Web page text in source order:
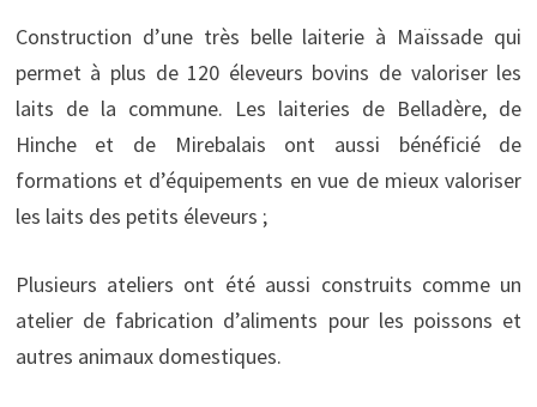
Construction d’une très belle laiterie à Maïssade qui
permet à plus de 120 éleveurs bovins de valoriser les
laits de la commune. Les laiteries de Belladère, de
Hinche et de Mirebalais ont aussi bénéficié de
formations et d’équipements en vue de mieux valoriser
les laits des petits éleveurs ;
Plusieurs ateliers ont été aussi construits comme un
atelier de fabrication d’aliments pour les poissons et
autres animaux domestiques.